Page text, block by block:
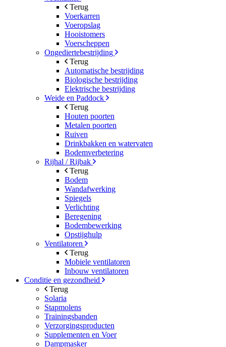
Terug
Voerkarren
Voeropslag
Hooistomers
Voerscheppen
Ongediertebestrijding
Terug
Automatische bestrijding
Biologische bestrijding
Elektrische bestrijding
Weide en Paddock
Terug
Houten poorten
Metalen poorten
Ruiven
Drinkbakken en watervaten
Bodemverbetering
Rijhal / Rijbak
Terug
Bodem
Wandafwerking
Spiegels
Verlichting
Beregening
Bodembewerking
Opstijghulp
Ventilatoren
Terug
Mobiele ventilatoren
Inbouw ventilatoren
Conditie en gezondheid
Terug
Solaria
Stapmolens
Trainingsbanden
Verzorgingsproducten
Supplementen en Voer
Dampmasker